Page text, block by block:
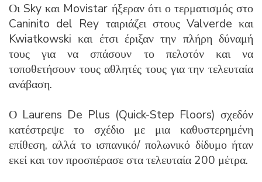
Οι Sky και Movistar ήξεραν ότι ο τερματισμός στο
Caninito del Rey ταιριάζει στους Valverde και
Kwiatkowski και έτσι έριξαν την πλήρη δύναμή
τους για να σπάσουν το πελοτόν και να
τοποθετήσουν τους αθλητές τους για την τελευταία
ανάβαση.
Ο Laurens De Plus (Quick-Step Floors) σχεδόν
κατέστρεψε το σχέδιο με μια καθυστερημένη
επίθεση, αλλά το ισπανικό/ πολωνικό δίδυμο ήταν
εκεί και τον προσπέρασε στα τελευταία 200 μέτρα.